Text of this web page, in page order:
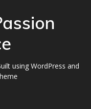
using WordPress and